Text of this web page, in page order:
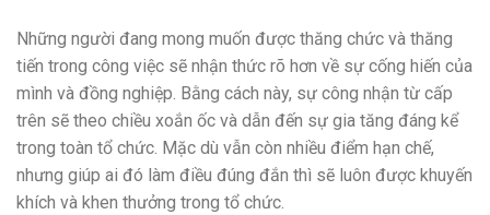
Những người đang mong muốn được thăng chức và thăng
tiến trong công việc sẽ nhận thức rõ hơn về sự cống hiến của
mình và đồng nghiệp. Bằng cách này, sự công nhận từ cấp
trên sẽ theo chiều xoắn ốc và dẫn đến sự gia tăng đáng kể
trong toàn tổ chức. Mặc dù vẫn còn nhiều điểm hạn chế,
nhưng giúp ai đó làm điều đúng đắn thì sẽ luôn được khuyến
khích và khen thưởng trong tổ chức.